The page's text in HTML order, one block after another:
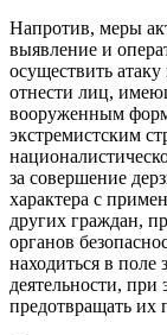
Напротив, меры
выявление и
осуществить
отнести лиц,
вооруженным
экстремистским
за совершение
характера с
других граждан,
органов
находиться в поле
деятельности, при
предотвращать их